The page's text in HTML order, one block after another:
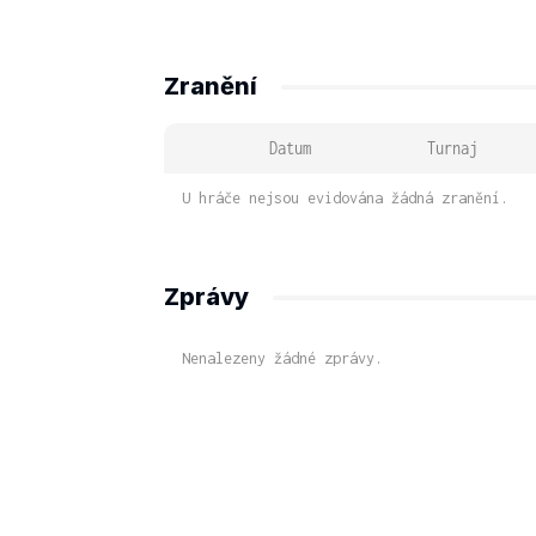
Zranění
Datum Turnaj
U hráče nejsou evidována žádná zranění.
Zprávy
Nenalezeny žádné zprávy.